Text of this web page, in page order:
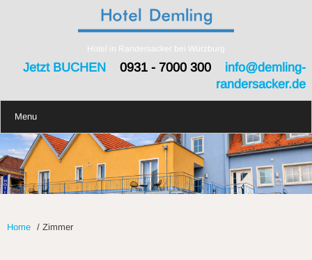
Hotel in Randersacker bei Würzburg
Jetzt BUCHEN0931 - 7000 300 info@demling-
randersacker.de
Menu
Home / Zimmer